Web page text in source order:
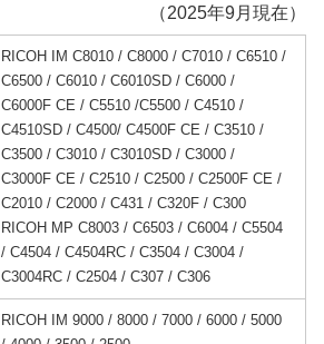
（2025年9月現在）
RICOH IM C8010 / C8000 / C7010 / C6510 /
C6500 / C6010 / C6010SD / C6000 /
C6000F CE / C5510 /C5500 / C4510 /
C4510SD / C4500/ C4500F CE / C3510 /
C3500 / C3010 / C3010SD / C3000 /
C3000F CE / C2510 / C2500 / C2500F CE /
C2010 / C2000 / C431 / C320F / C300
RICOH MP C8003 / C6503 / C6004 / C5504
/ C4504 / C4504RC / C3504 / C3004 /
C3004RC / C2504 / C307 / C306
RICOH IM 9000 / 8000 / 7000 / 6000 / 5000